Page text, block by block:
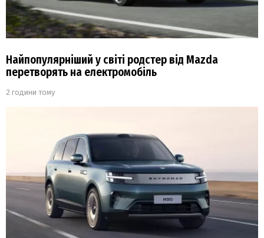
Найпопулярніший у світі родстер від Mazda
перетворять на електромобіль
2 години тому